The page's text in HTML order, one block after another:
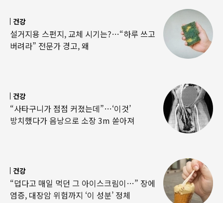
건강
설거지용 스펀지, 교체 시기는?…“하루 쓰고
버려라” 전문가 경고, 왜
건강
“사타구니가 점점 커졌는데”…‘이것’
방치했다가 음낭으로 소장 3m 쏟아져
건강
“덥다고 매일 먹던 그 아이스크림이…” 장에
염증, 대장암 위험까지 ‘이 성분’ 정체